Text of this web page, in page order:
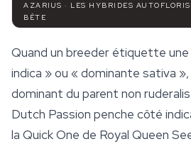
AZARIUS · LES HYBRIDES
BÊTE
Quand un breeder étiquette
indica » ou « dominante sativa
dominant du parent non
Dutch Passion penche côté
la Quick One de Royal Queen